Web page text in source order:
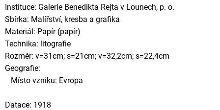
Instituce: Galerie Benedikta Rejta v Lounech, p. o.
Sbírka: Malířství, kresba a grafika
Materiál: Papír (papír)
Technika: litografie
Rozměr: v=31cm; s=21cm; v=32,2cm; s=22,4cm
Geografie:
Místo vzniku: Evropa
Datace: 1918